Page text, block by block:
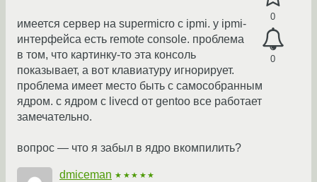
0
0
имеется сервер на supermicro с ipmi. у ipmi-
интерфейса есть remote console. проблема
в том, что картинку-то эта консоль
показывает, а вот клавиатуру игнорирует.
проблема имеет место быть с самособранным
ядром. с ядром с livecd от gentoo все работает
замечательно.
вопрос — что я забыл в ядро вкомпилить?
dmiceman ★★★★★